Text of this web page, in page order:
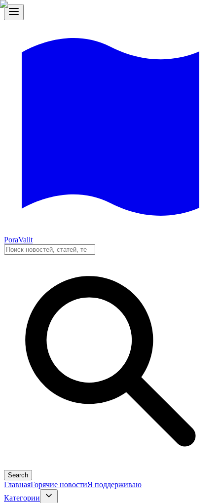
PoraValit
Search
ГлавнаяГорячие новостиЯ поддерживаю
Категории